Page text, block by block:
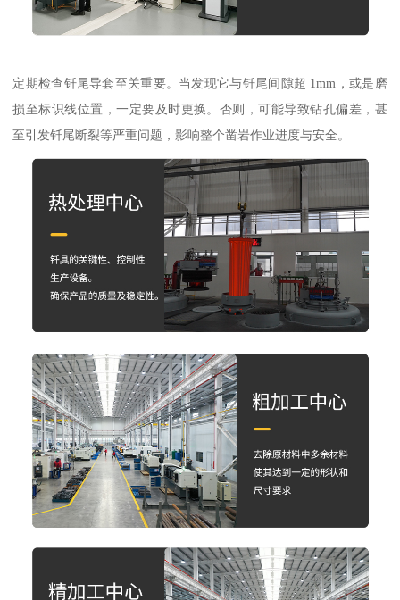
定期检查钎尾导套至关重要。当发现它与钎尾间隙超 1mm，或是磨
损至标识线位置，一定要及时更换。否则，可能导致钻孔偏差，甚
至引发钎尾断裂等严重问题，影响整个凿岩作业进度与安全。